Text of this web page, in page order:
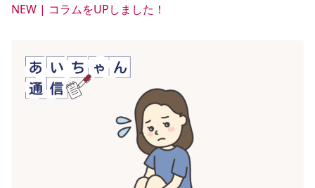
NEW | コラムをUPしました！